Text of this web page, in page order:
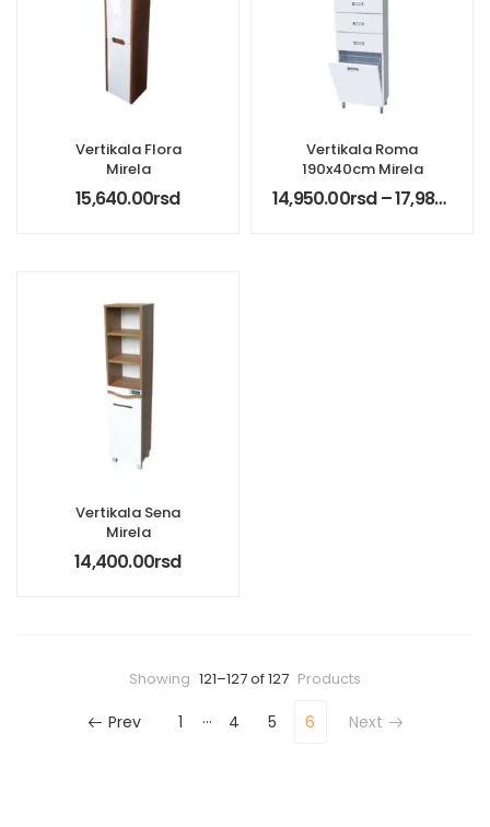
Vertikala Flora
Mirela
15,640.00rsd
Vertikala Roma
190x40cm Mirela
14,950.00rsd–17,980.00
Vertikala Sena
Mirela
14,400.00rsd
Showing 121–127 of 127 Products
Prev 1 … 4 5 6 Next